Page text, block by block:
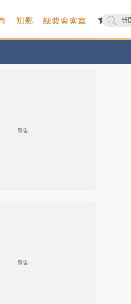
知影 總裁會客室
廣告
廣告